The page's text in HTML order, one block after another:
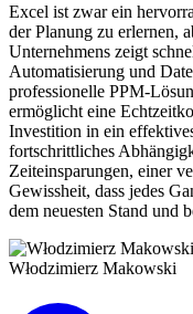
Excel ist zwar ein
der Planung zu erlernen,
Unternehmens zeigt
Automatisierung und
professionelle PPM-
ermöglicht eine
Investition in ein
fortschrittliches
Zeiteinsparungen, einer
Gewissheit, dass jedes
dem neuesten Stand und
Włodzimierz Makowski